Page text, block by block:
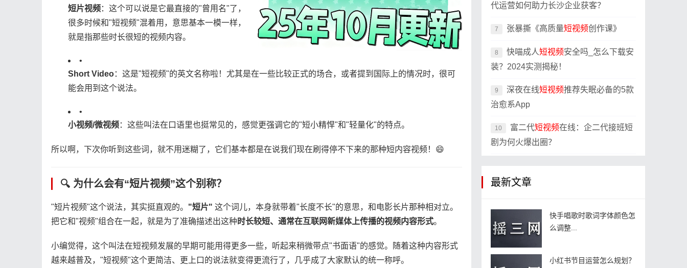
​短片视频​​：这个可以说是它最直接的"曾用名"了，
很多时候和"短视频"混着用，意思基本一模一样，
就是指那些时长很短的视频内容。
•
​Short Video​​：这是"短视频"的英文名称啦！尤其是在一些比较正式的场合，或者提到国际上的情况时，很可
能会用到这个说法。
•
​小视频/微视频​​：这些叫法在口语里也挺常见的，感觉更强调它的"短小精悍"和"轻量化"的特点。
所以啊，下次你听到这些词，就不用迷糊了，它们基本都是在说我们现在刷得停不下来的那种短内容视频！😄
🔍 为什么会有“短片视频”这个别称？
"短片视频"这个说法，其实挺直观的。​ ​"短片"​ ​ 这个词儿，本身就带着"长度不长"的意思，和电影长片那种相对立。
把它和"视频"组合在一起，就是为了准确描述出这种​ ​时长较短、通常在互联网新媒体上传播的视频内容形式​​。
小编觉得，这个叫法在短视频发展的早期可能用得更多一些，听起来稍微带点"书面语"的感觉。随着这种内容形式
越来越普及，"短视频"这个更简洁、更上口的说法就变得更流行了，几乎成了大家默认的统一称呼。
代运营如何助力长沙企业获客？
7 张暴撕《高质量短视频创作课》
8 快喵成人短视频安全吗_怎么下载安
装？2024实测揭秘！
9 深夜在线短视频推荐失眠必备的5款
治愈系App
10 富二代短视频在线：企二代接班短
剧为何火爆出圈？
最新文章
快手唱歌时歌词字体颜色怎
么调整...
小红书节目运营怎么规划？